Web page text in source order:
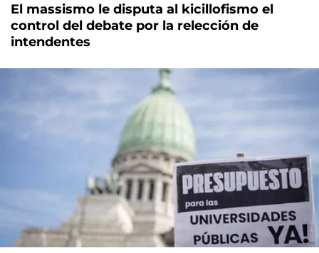
El massismo le disputa al kicillofismo el
control del debate por la relección de
intendentes